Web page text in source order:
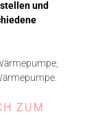
und
ZUM